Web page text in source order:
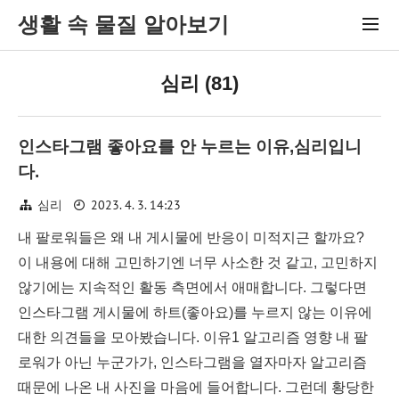
생활 속 물질 알아보기
심리 (81)
인스타그램 좋아요를 안 누르는 이유,심리입니
다.
심리 2023. 4. 3. 14:23
내 팔로워들은 왜 내 게시물에 반응이 미적지근 할까요?
이 내용에 대해 고민하기엔 너무 사소한 것 같고, 고민하지
않기에는 지속적인 활동 측면에서 애매합니다. 그렇다면
인스타그램 게시물에 하트(좋아요)를 누르지 않는 이유에
대한 의견들을 모아봤습니다. 이유1 알고리즘 영향 내 팔
로워가 아닌 누군가가, 인스타그램을 열자마자 알고리즘
때문에 나온 내 사진을 마음에 들어합니다. 그런데 황당한